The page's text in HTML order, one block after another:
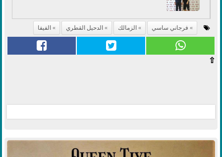
فرجاني ساسي الزمالك الدحيل القطري الفيفا
⇧